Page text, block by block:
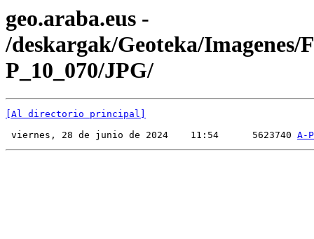
geo.araba.eus -
/deskargak/Geoteka/Imagenes/
P_10_070/JPG/
[Al directorio principal]
viernes, 28 de junio de 2024    11:54      5623740 A-